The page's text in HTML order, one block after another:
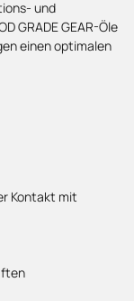
und
GRADE GEAR-Öle
einen optimalen
Kontakt mit